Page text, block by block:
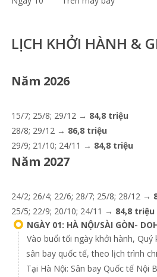
LỊCH KHỞI HÀNH &
Năm 2026
15/7; 25/8; 29/12 → 84,8 triệu
28/8; 29/12 → 86,8 triệu
29/9; 21/10; 24/11 → 84,8 triệu
Năm 2027
24/2; 26/4; 22/6; 28/7; 25/8; 28/12 →
25/5; 22/9; 20/10; 24/11 → 84,8 triệu
NGÀY 01: HÀ NỘI/SÀI GÒN-
Vào buổi tối ngày khởi hành,
sân bay quốc tế, theo lịch trình
Tại Hà Nội: Sân bay Quốc tế Nội